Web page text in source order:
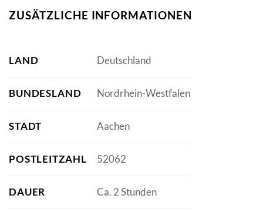
ZUSÄTZLICHE INFORMATIONEN
LAND Deutschland
BUNDESLAND Nordrhein-Westfalen
STADT Aachen
POSTLEITZAHL 52062
DAUER Ca. 2 Stunden